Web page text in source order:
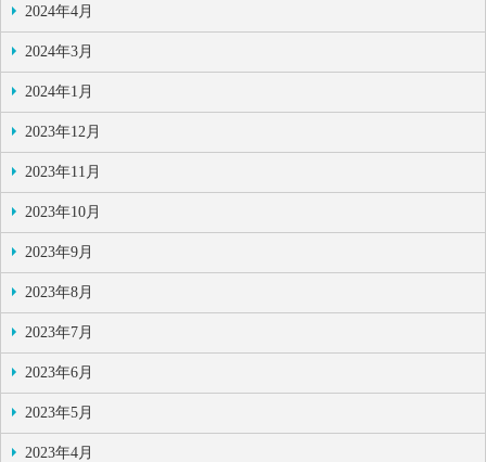
2024年4月
2024年3月
2024年1月
2023年12月
2023年11月
2023年10月
2023年9月
2023年8月
2023年7月
2023年6月
2023年5月
2023年4月